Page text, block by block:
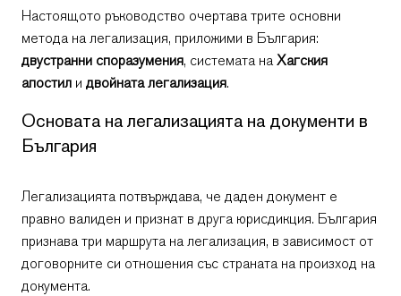
Настоящото ръководство очертава трите основни
метода на легализация, приложими в България:
двустранни споразумения, системата наХагския
апостил и двойната легализация.
Основата на легализацията на документи в
България
Легализацията потвърждава, че даден документ е
правно валиден и признат в друга юрисдикция. България
признава три маршрута на легализация, в зависимост от
договорните си отношения със страната на произход на
документа.